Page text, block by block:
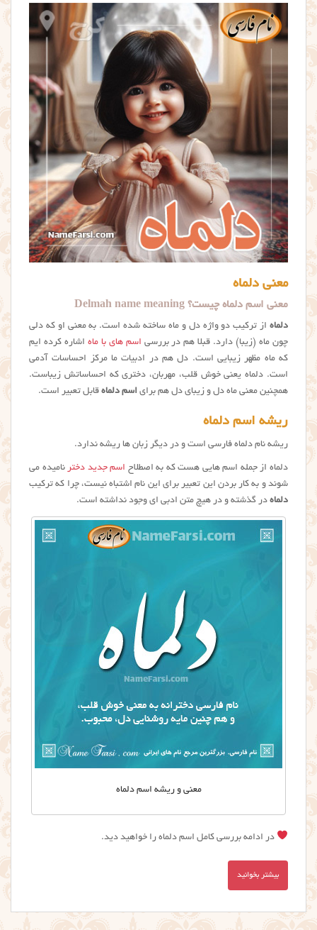
معنی دلماه
معنی اسم دلماه چیست؟ Delmah name meaning
دلماه از ترکیب دو واژه دل و ماه ساخته شده است. به معنی او که دلی
چون ماه (زیبا) دارد. قبلا هم در بررسی اسم های با ماه اشاره کرده ایم
که ماه مظهر زیبایی است. دل هم در ادبیات ما مرکز احساسات آدمی
است. دلماه یعنی خوش قلب، مهربان، دختری که احساساتش زیباست.
همچنین معنی ماه دل و زیبای دل هم برای اسم دلماه قابل تعبیر است.
ریشه اسم دلماه
ریشه نام دلماه فارسی است و در دیگر زبان ها ریشه ندارد.
دلماه از جمله اسم هایی هست که به اصطلاح اسم جدید دختر نامیده می
شوند و به کار بردن این تعبیر برای این نام اشتباه نیست، چرا که ترکیب
دلماه در گذشته و در هیچ متن ادبی ای وجود نداشته است.
معنی و ریشه اسم دلماه
در ادامه بررسی کامل اسم دلماه را خواهید دید.
بیشتر بخوانید